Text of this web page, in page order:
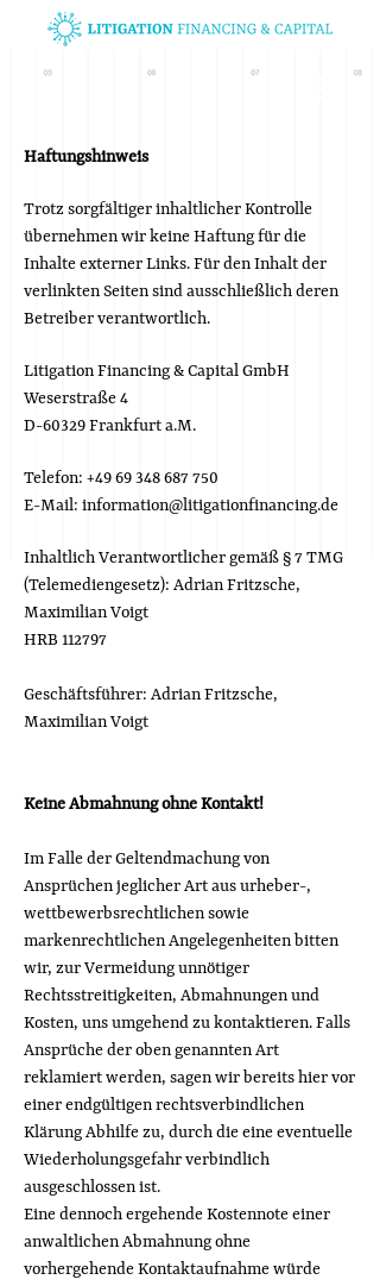
Haftungshinweis
Trotz sorgfältiger inhaltlicher Kontrolle
übernehmen wir keine Haftung für die
Inhalte externer Links. Für den Inhalt der
verlinkten Seiten sind ausschließlich deren
Betreiber verantwortlich.
Litigation Financing & Capital GmbH
Weserstraße 4
D-60329 Frankfurt a.M.
Telefon: +49 69 348 687 750
E-Mail: information@litigationfinancing.de
Inhaltlich Verantwortlicher gemäß § 7 TMG
(Telemediengesetz): Adrian Fritzsche,
Maximilian Voigt
HRB 112797
Geschäftsführer: Adrian Fritzsche,
Maximilian Voigt
Keine Abmahnung ohne Kontakt!
Im Falle der Geltendmachung von
Ansprüchen jeglicher Art aus urheber-,
wettbewerbsrechtlichen sowie
markenrechtlichen Angelegenheiten bitten
wir, zur Vermeidung unnötiger
Rechtsstreitigkeiten, Abmahnungen und
Kosten, uns umgehend zu kontaktieren. Falls
Ansprüche der oben genannten Art
reklamiert werden, sagen wir bereits hier vor
einer endgültigen rechtsverbindlichen
Klärung Abhilfe zu, durch die eine eventuelle
Wiederholungsgefahr verbindlich
ausgeschlossen ist.
Eine dennoch ergehende Kostennote einer
anwaltlichen Abmahnung ohne
vorhergehende Kontaktaufnahme würde